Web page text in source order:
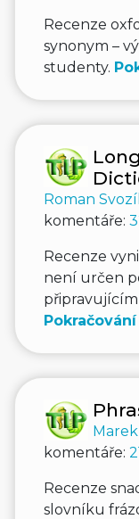
Recenze
synonym –
studenty.
Roman
komentáře:
Recenze
není určen
připravujícím
komentáře:
Recenze
slovníku